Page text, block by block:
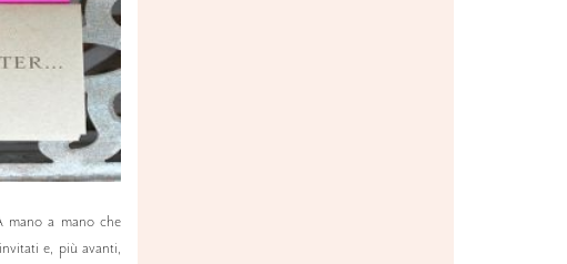
mano a mano che
e, più avanti,